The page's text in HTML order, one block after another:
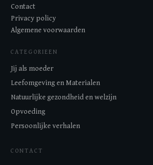
Contact
Privacy policy
Algemene voorwaarden
CATEGORIEEN
Jij als moeder
Leefomgeving en Materialen
Natuurlijke gezondheid en welzijn
Opvoeding
Persoonlijke verhalen
CONTACT